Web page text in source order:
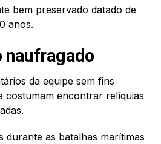
bem preservado datado de
anos.
naufragado
da equipe sem fins
costumam encontrar relíquias
durante as batalhas marítimas